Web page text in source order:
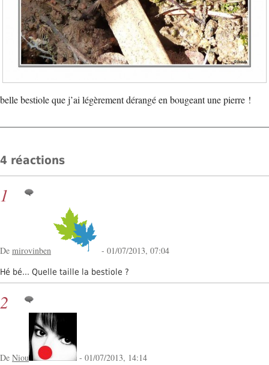
belle bestiole que j’ai légèrement dérangé en bougeant une pierre !
4 réactions
1
De mirovinben - 01/07/2013, 07:04
Hé bé... Quelle taille la bestiole ?
2
De Niou - 01/07/2013, 14:14